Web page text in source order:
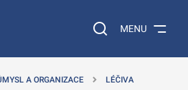
Vyhledávání na
MENU
A ORGANIZACE
LÉČIVA